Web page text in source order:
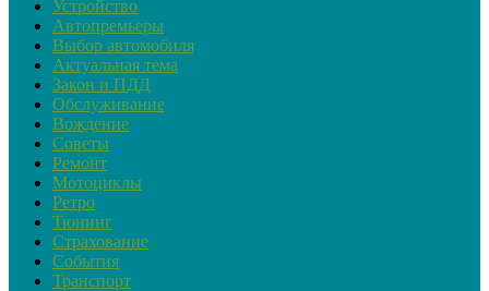
Устройство
Автопремьеры
Выбор автомобиля
Актуальная тема
Закон и ПДД
Обслуживание
Вождение
Советы
Ремонт
Мотоциклы
Ретро
Тюнинг
Страхование
События
Транспорт